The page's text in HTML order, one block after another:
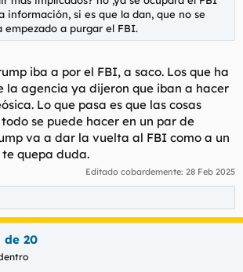
información, si es que la dan, que no se
empezado a purgar el FBI.
iba a por el FBI, a saco. Los que ha
la agencia ya dijeron que iban a hacer
Lo que pasa es que las cosas
se puede hacer en un par de
va a dar la vuelta al FBI como a un
quepa duda.
Editado cobardemente: 28 Feb 2025
de 20